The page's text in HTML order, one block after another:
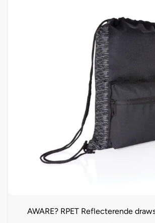
AWARE? RPET Reflecterende